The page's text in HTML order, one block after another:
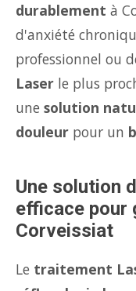
durablement à
d'anxiété
professionnel ou
Laser le plus
une solution
douleur pour un
Une solution
efficace pour
Corveissiat
Le traitement